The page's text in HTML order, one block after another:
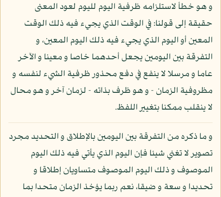
و هو خطأ لاستلزامه ظرفية اليوم لليوم لعود المعنى
حقيقة إلى قولنا: في الوقت الذي يجيء فيه ذلك الوقت
المعين أو اليوم الذي يجيء فيه ذلك اليوم المعين، و
التفرقة بين اليومين يجعل أحدهما خاصا و معينا و الآخر
عاما و مرسلا لا ينفع في دفع محذور ظرفية الشيء لنفسه و
مظروفية الزمان - و هو ظرف بذاته - لزمان آخر و هو محال
لا ينقلب ممكنا بتغيير اللفظ.
و ما ذكره من التفرقة بين اليومين بالإطلاق و التحديد مجرد
تصوير لا تغني شيئا فإن اليوم الذي يأتي فيه ذلك اليوم
الموصوف و ذلك اليوم الموصوف متساويان إطلاقا و
تحديدا و سعة و ضيقا، نعم ربما يؤخذ الزمان متحدا بما